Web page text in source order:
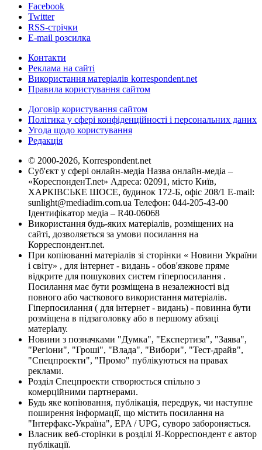
Facebook
Twitter
RSS-стрічки
E-mail розсилка
Контакти
Реклама на сайті
Використання матеріалів korrespondent.net
Правила користування сайтом
Договір користування сайтом
Політика у сфері конфіденційності і персональних даних
Угода щодо користування
Редакція
© 2000-2026, Korrespondent.net
Суб'єкт у сфері онлайн-медіа Назва онлайн-медіа –
«КореспонденТ.net» Адреса: 02091, місто Київ,
ХАРКІВСЬКЕ ШОСЕ, будинок 172-Б, офіс 208/1 E-mail:
sunlight@mediadim.com.ua Телефон: 044-205-43-00
Ідентифікатор медіа – R40-06068
Використання будь-яких матеріалів, розміщених на
сайті, дозволяється за умови посилання на
Корреспондент.net.
При копіюванні матеріалів зі сторінки « Новини України
і світу» , для інтернет - видань - обов'язкове пряме
відкрите для пошукових систем гіперпосилання .
Посилання має бути розміщена в незалежності від
повного або часткового використання матеріалів.
Гіперпосилання ( для інтернет - видань) - повинна бути
розміщена в підзаголовку або в першому абзаці
матеріалу.
Новини з позначками "Думка", "Експертиза", "Заява",
"Регіони", "Гроші", "Влада", "Вибори", "Тест-драйв",
"Спецпроекти", "Промо" публікуються на правах
реклами.
Розділ Спецпроекти створюється спільно з
комерційними партнерами.
Будь яке копіювання, публікація, передрук, чи наступне
поширення інформації, що містить посилання на
"Інтерфакс-Україна", EPA / UPG, суворо забороняється.
Власник веб-сторінки в розділі Я-Корреспондент є автор
публікації.